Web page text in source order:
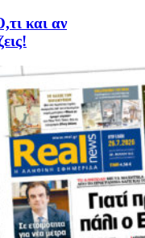
και αν